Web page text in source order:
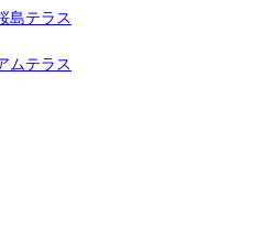
島テラス
ムテラス